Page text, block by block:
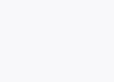
tab